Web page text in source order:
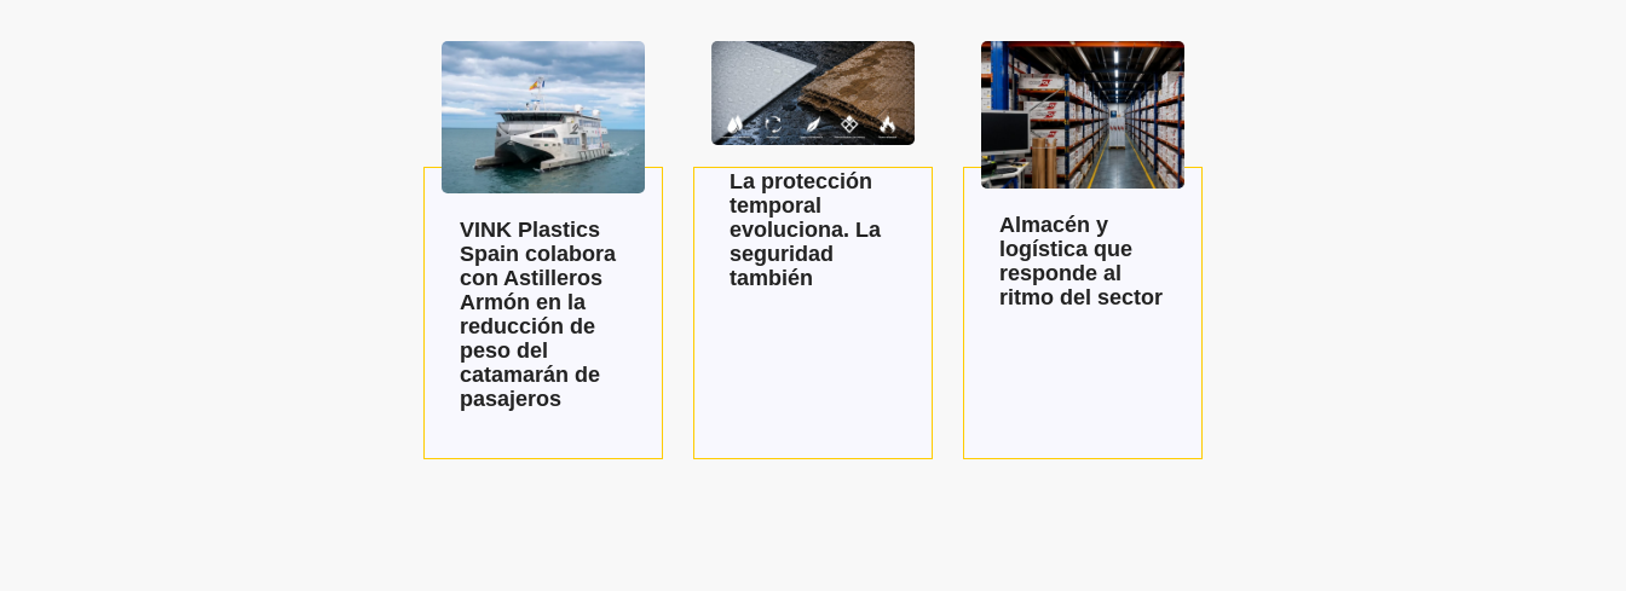
VINK Plastics
Spain colabora
con Astilleros
Armón en la
reducción de
peso del
catamarán de
pasajeros
La protección
temporal
evoluciona. La
seguridad
también
Almacén y
logística que
responde al
ritmo del sector